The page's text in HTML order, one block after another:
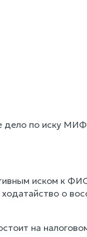
дело по иску
иском к
о
на